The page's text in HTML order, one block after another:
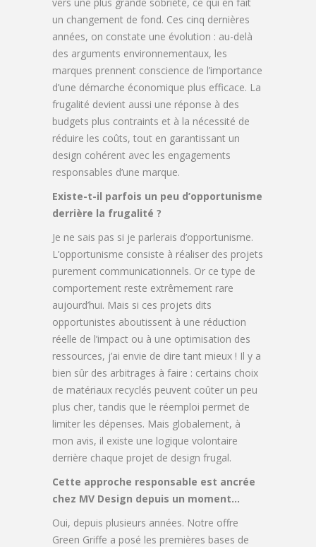
un changement de fond. Ces cinq dernières
années, on constate une évolution : au-delà
des arguments environnementaux, les
marques prennent conscience de l’importance
d’une démarche économique plus efficace. La
frugalité devient aussi une réponse à des
budgets plus contraints et à la nécessité de
réduire les coûts, tout en garantissant un
design cohérent avec les engagements
responsables d’une marque.
Existe-t-il parfois un peu d’opportunisme
derrière la frugalité ?
Je ne sais pas si je parlerais d’opportunisme.
L’opportunisme consiste à réaliser des projets
purement communicationnels. Or ce type de
comportement reste extrêmement rare
aujourd’hui. Mais si ces projets dits
opportunistes aboutissent à une réduction
réelle de l’impact ou à une optimisation des
ressources, j’ai envie de dire tant mieux ! Il y a
bien sûr des arbitrages à faire : certains choix
de matériaux recyclés peuvent coûter un peu
plus cher, tandis que le réemploi permet de
limiter les dépenses. Mais globalement, à
mon avis, il existe une logique volontaire
derrière chaque projet de design frugal.
Cette approche responsable est ancrée
chez MV Design depuis un moment…
Oui, depuis plusieurs années. Notre offre
Green Griffe a posé les premières bases de